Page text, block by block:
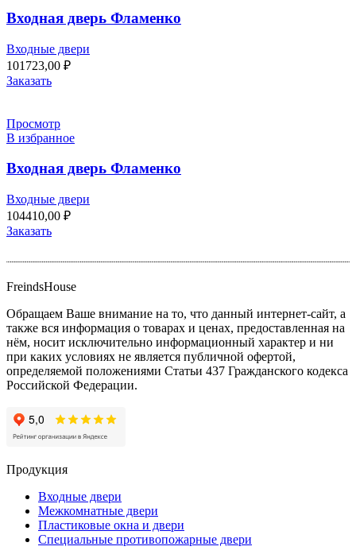
Входная дверь Фламенко
Входные двери
101723,00 ₽
Заказать
Просмотр
В избранное
Входная дверь Фламенко
Входные двери
104410,00 ₽
Заказать
FreindsHouse
Обращаем Ваше внимание на то, что данный интернет-сайт, а
также вся информация о товарах и ценах, предоставленная на
нём, носит исключительно информационный характер и ни
при каких условиях не является публичной офертой,
определяемой положениями Статьи 437 Гражданского кодекса
Российской Федерации.
Продукция
Входные двери
Межкомнатные двери
Пластиковые окна и двери
Специальные противопожарные двери